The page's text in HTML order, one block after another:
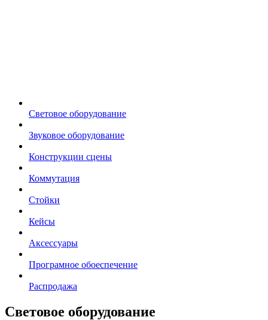
Световое оборудование
Звуковое оборудование
Конструкции сцены
Коммутация
Стойки
Кейсы
Аксессуары
Програмное обоеспечение
Распродажа
Световое оборудование